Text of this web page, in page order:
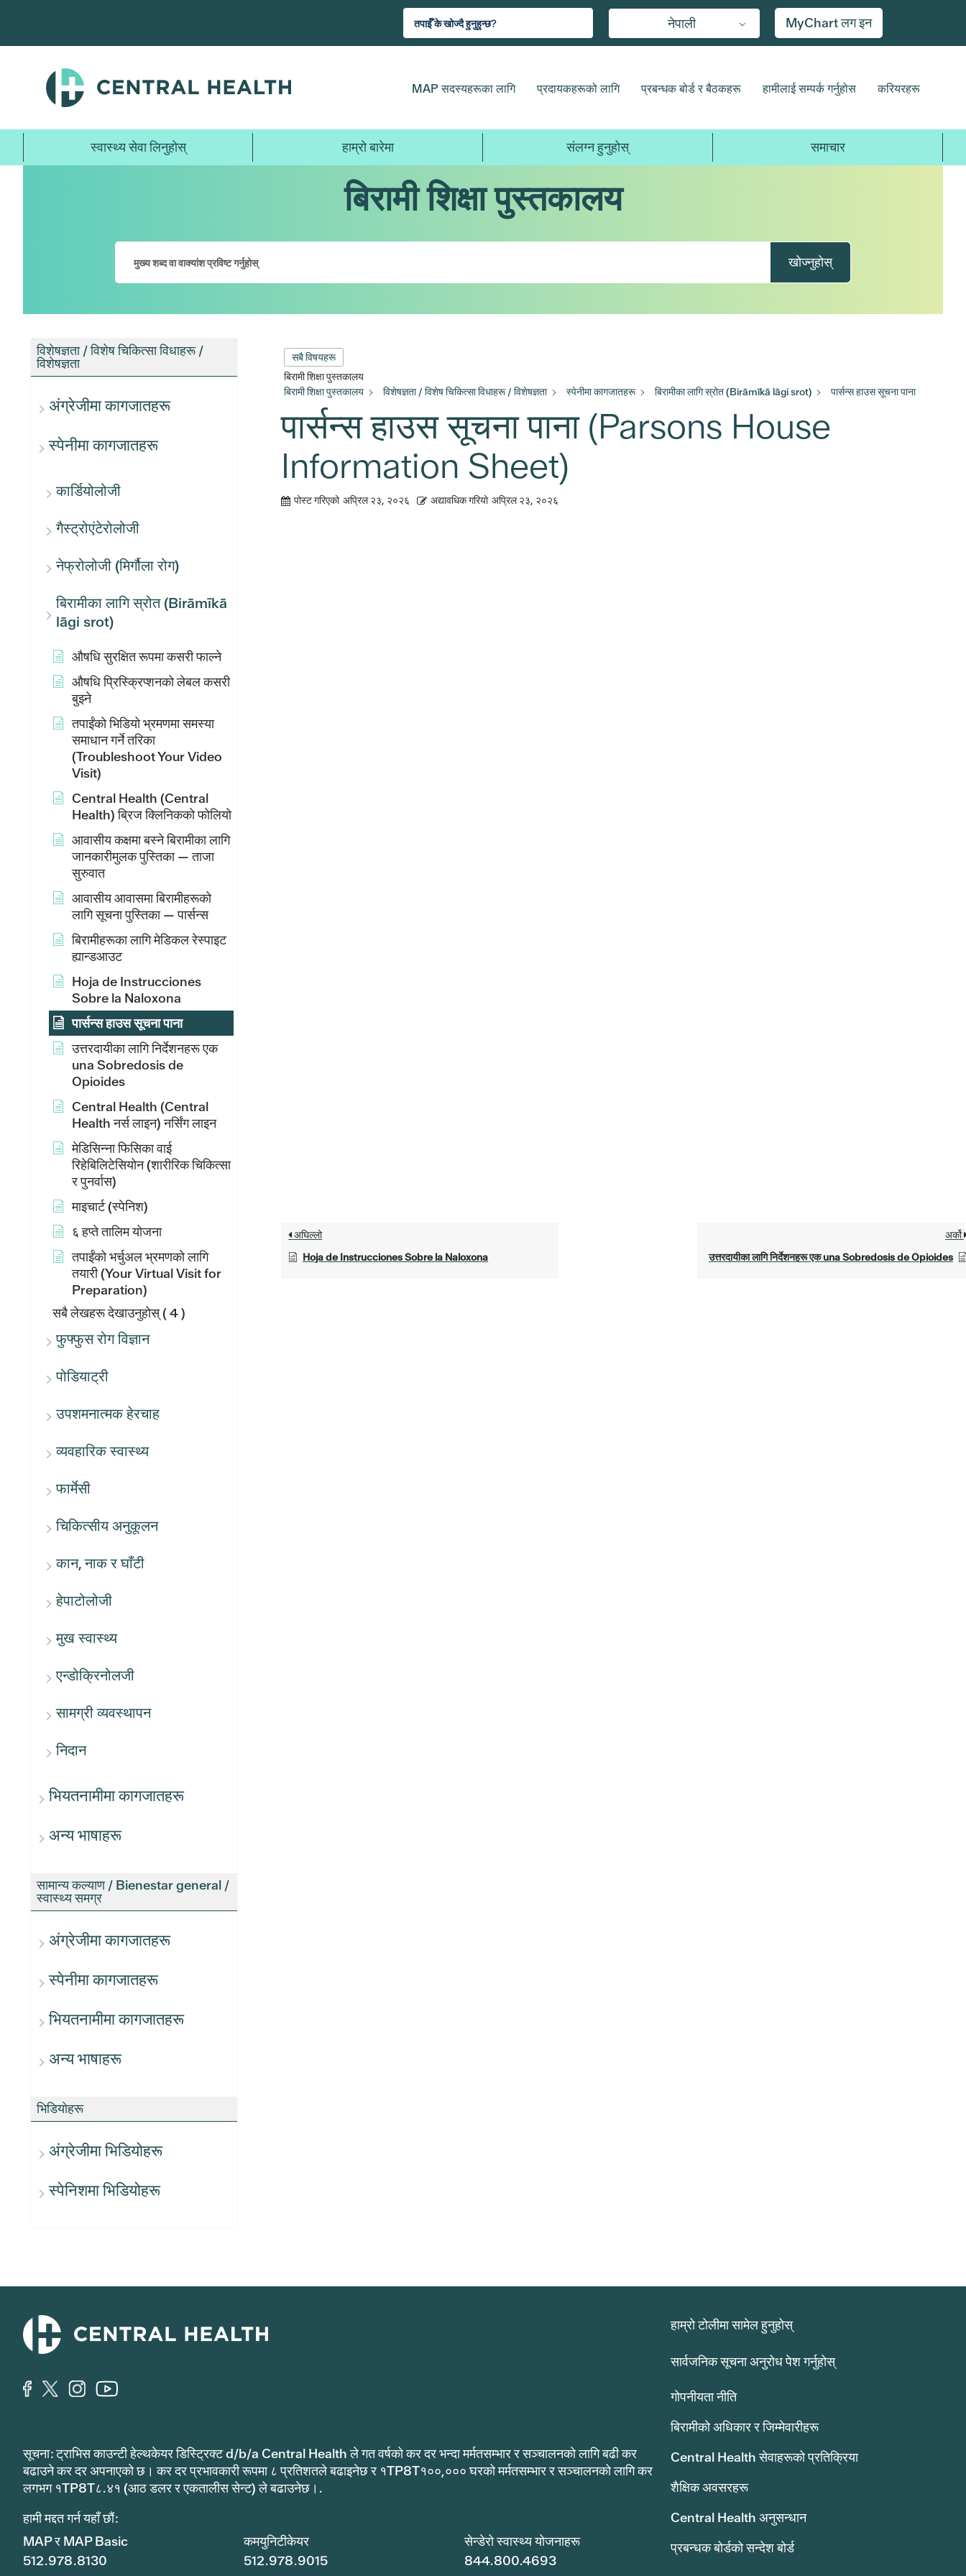
जानुहोस्
नेपाली MyChart लग इन
MAP सदस्यहरूका लागि प्रदायकहरूको लागि प्रबन्धक बोर्ड र बैठकहरू हामीलाई सम्पर्क गर्नुहोस करियरहरू
स्वास्थ्य सेवा लिनुहोस् हाम्रो बारेमा संलग्न हुनुहोस् समाचार
बिरामी शिक्षा पुस्तकालय
खोज्नुहोस्
विशेषज्ञता / विशेष चिकित्सा विधाहरू /
विशेषज्ञता
अंग्रेजीमा कागजातहरू
स्पेनीमा कागजातहरू
कार्डियोलोजी
गैस्ट्रोएंटेरोलोजी
नेफ्रोलोजी (मिर्गौला रोग)
बिरामीका लागि स्रोत (Birāmīkā
lāgi srot)
औषधि सुरक्षित रूपमा कसरी फाल्ने
औषधि प्रिस्क्रिप्शनको लेबल कसरी
बुझ्ने
तपाईंको भिडियो भ्रमणमा समस्या
समाधान गर्ने तरिका
(Troubleshoot Your Video
Visit)
Central Health (Central
Health) ब्रिज क्लिनिकको फोलियो
आवासीय कक्षमा बस्ने बिरामीका लागि
जानकारीमुलक पुस्तिका — ताजा
सुरुवात
आवासीय आवासमा बिरामीहरूको
लागि सूचना पुस्तिका — पार्सन्स
बिरामीहरूका लागि मेडिकल रेस्पाइट
ह्यान्डआउट
Hoja de Instrucciones
Sobre la Naloxona
पार्सन्स हाउस सूचना पाना
उत्तरदायीका लागि निर्देशनहरू एक
una Sobredosis de
Opioides
Central Health (Central
Health नर्स लाइन) नर्सिंग लाइन
मेडिसिन्ना फिसिका वाई
रिहेबिलिटेसियोन (शारीरिक चिकित्सा
र पुनर्वास)
माइचार्ट (स्पेनिश)
६ हप्ते तालिम योजना
तपाईंको भर्चुअल भ्रमणको लागि
तयारी (Your Virtual Visit for
Preparation)
सबै लेखहरू देखाउनुहोस्( 4 )
फुफ्फुस रोग विज्ञान
पोडियाट्री
उपशमनात्मक हेरचाह
व्यवहारिक स्वास्थ्य
फार्मेसी
चिकित्सीय अनुकूलन
कान, नाक र घाँटी
हेपाटोलोजी
मुख स्वास्थ्य
एन्डोक्रिनोलजी
सामग्री व्यवस्थापन
निदान
भियतनामीमा कागजातहरू
अन्य भाषाहरू
सामान्य कल्याण / Bienestar general /
स्वास्थ्य समग्र
अंग्रेजीमा कागजातहरू
स्पेनीमा कागजातहरू
भियतनामीमा कागजातहरू
अन्य भाषाहरू
भिडियोहरू
अंग्रेजीमा भिडियोहरू
स्पेनिशमा भिडियोहरू
सबै विषयहरू
बिरामी शिक्षा पुस्तकालय
बिरामी शिक्षा पुस्तकालय
विशेषज्ञता / विशेष चिकित्सा विधाहरू / विशेषज्ञता स्पेनीमा कागजातहरू बिरामीका लागि स्रोत (Birāmīkā lāgi srot) पार्सन्स हाउस सूचना पाना
पार्सन्स हाउस सूचना पाना (Parsons House
Information Sheet)
पोस्ट गरिएको अप्रिल २३, २०२६ अद्यावधिक गरियो अप्रिल २३, २०२६
अघिल्लो
Hoja de Instrucciones Sobre la Naloxona
अर्को
उत्तरदायीका लागि निर्देशनहरू एक una Sobredosis de Opioides
सूचना: ट्राभिस काउन्टी हेल्थकेयर डिस्ट्रिक्ट d/b/a Central Health ले गत वर्षको कर दर भन्दा मर्मतसम्भार र सञ्चालनको लागि बढी कर
बढाउने कर दर अपनाएको छ। कर दर प्रभावकारी रूपमा ८ प्रतिशतले बढाइनेछ र १TP8T१००,००० घरको मर्मतसम्भार र सञ्चालनको लागि कर
लगभग १TP8T८.४१ (आठ डलर र एकतालीस सेन्ट) ले बढाउनेछ।.
हामी मद्दत गर्न यहाँ छौं:
MAP र MAP Basic
512.978.8130
कमयुनिटीकेयर
512.978.9015
सेन्डेरो स्वास्थ्य योजनाहरू
844.800.4693
हाम्रो टोलीमा सामेल हुनुहोस्
सार्वजनिक सूचना अनुरोध पेश गर्नुहोस्
गोपनीयता नीति
बिरामीको अधिकार र जिम्मेवारीहरू
Central Health सेवाहरूको प्रतिक्रिया
शैक्षिक अवसरहरू
Central Health अनुसन्धान
प्रबन्धक बोर्डको सन्देश बोर्ड